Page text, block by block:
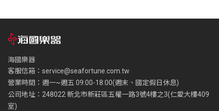
海國樂器
客服信箱： service@seafortune.com.tw
營業時間：週一~週五 09:00-18:00(週末、國定假日休息)
公司地址：248022 新北市新莊區五權一路3號4樓之3(仁愛大樓409
室)